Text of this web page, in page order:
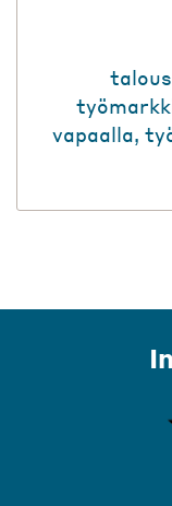
talous
vapaalla,